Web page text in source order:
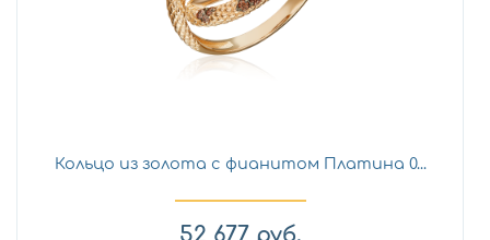
Кольцо из золота с фианитом Платина 0...